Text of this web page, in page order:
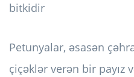
bitkidir
Petunyalar, əsasən
çiçəklər verən bir payız